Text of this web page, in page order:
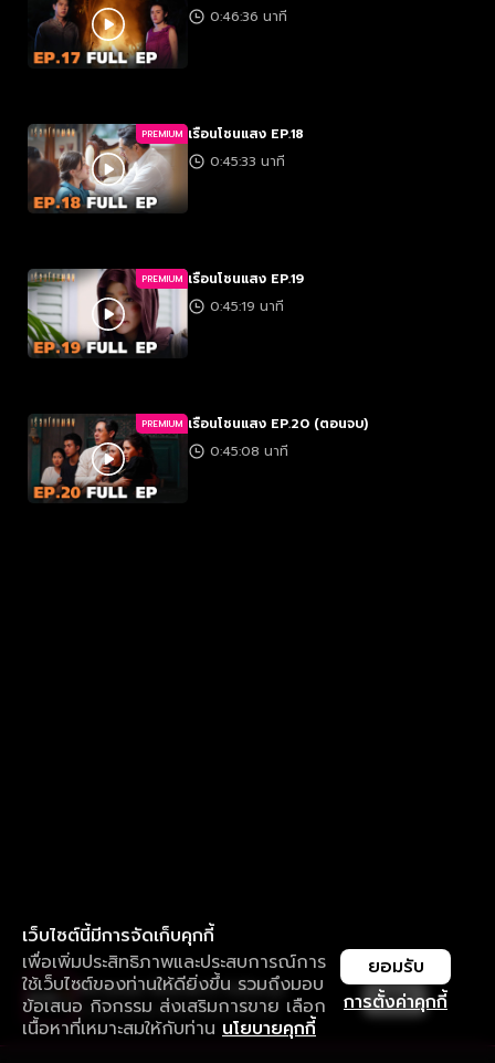
0:46:36 นาที
PREMIUM เรือนโชนแสง EP.18
0:45:33 นาที
PREMIUM เรือนโชนแสง EP.19
0:45:19 นาที
PREMIUM เรือนโชนแสง EP.20 (ตอนจบ)
0:45:08 นาที
เว็บไซต์นี้มีการจัดเก็บคุกกี้
เพื่อเพิ่มประสิทธิภาพและประสบการณ์การ
ใช้เว็บไซต์ของท่านให้ดียิ่งขึ้น รวมถึงมอบ
ข้อเสนอ กิจกรรม ส่งเสริมการขาย เลือก
เนื้อหาที่เหมาะสมให้กับท่าน นโยบายคุกกี้
การตั้งค่าคุกกี้
ยอมรับ
ใช้งานแอป ลื่นไหลกว่า ไม่มีสะดุด
ดาวน์โหลดแอปเพื่อการรับชมที่ดีกว่า เปิด